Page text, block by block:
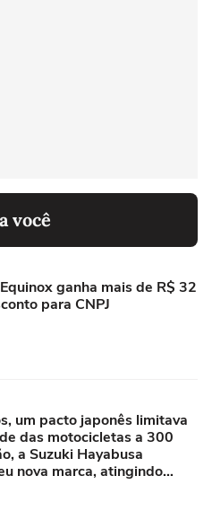
você
ganha mais de R$ 32
para CNPJ
um pacto japonês limitava
das motocicletas a 300
a Suzuki Hayabusa
nova marca, atingindo